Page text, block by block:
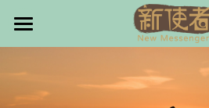
最新消息
關於我們
商品分類